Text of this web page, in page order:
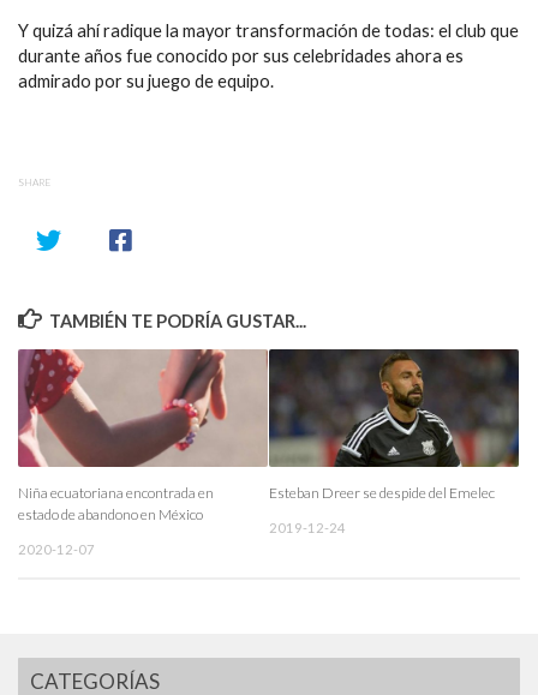
Y quizá ahí radique la mayor transformación de todas: el club que
durante años fue conocido por sus celebridades ahora es
admirado por su juego de equipo.
SHARE
TAMBIÉN TE PODRÍA GUSTAR...
Niña ecuatoriana encontrada en
estado de abandono en México
2020-12-07
Esteban Dreer se despide del Emelec
2019-12-24
CATEGORÍAS